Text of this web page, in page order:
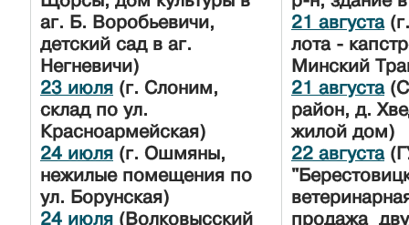
аг. Б. Воробьевичи,
детский сад в аг.
Негневичи)
23 июля (г. Слоним,
склад по ул.
Красноармейская)
24 июля (г. Ошмяны,
нежилые помещения по
ул. Борунская)
24 июля (Волковысский
21 августа
лота -
Минский
21 августа
район, д.
жилой дом)
22 августа
продажа